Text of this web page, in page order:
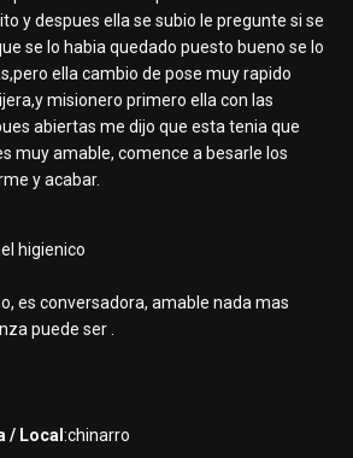
y despues ella se subio le pregunte si se
se lo habia quedado puesto bueno se lo
ella cambio de pose muy rapido
misionero primero ella con las
abiertas me dijo que esta tenia que
muy amable, comence a besarle los
y acabar.
higienico
es conversadora, amable nada mas
puede ser .
/ Local :chinarro